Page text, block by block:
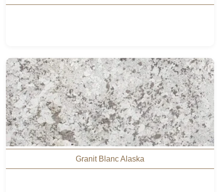
Granit Blanc Alaska